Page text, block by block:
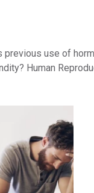
previous use of
Human